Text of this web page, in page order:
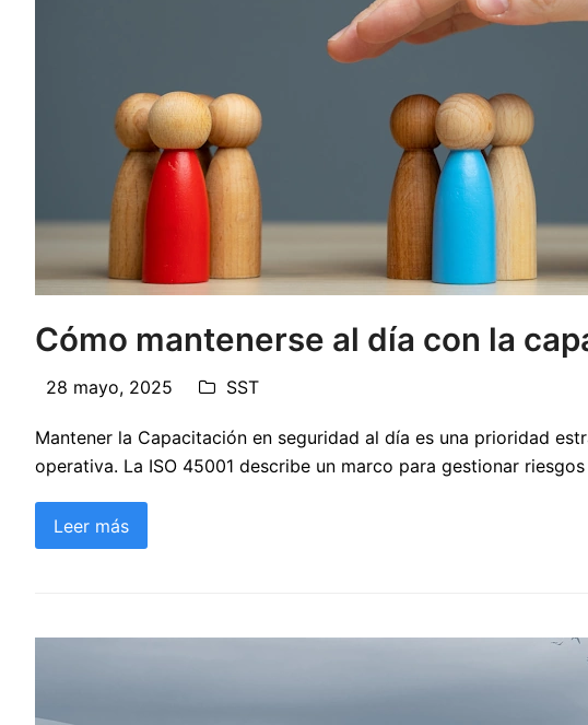
Cómo mantenerse al día con la
28 mayo, 2025 SST
Mantener la Capacitación en seguridad al día es una prioridad
operativa. La ISO 45001 describe un marco para gestionar
Leer más